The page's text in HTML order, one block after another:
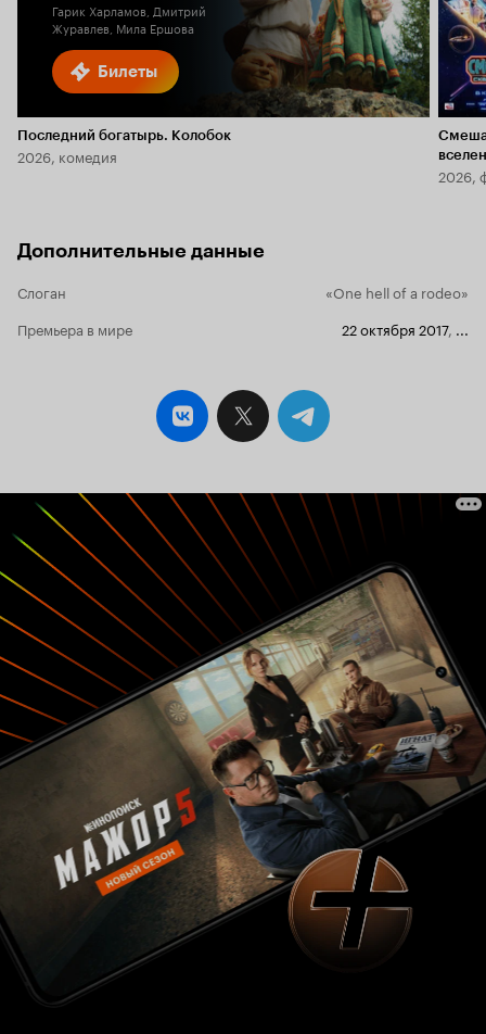
Билеты
Гарик Харламов, Дмитрий
Журавлев, Мила Ершова
Последний богатырь. Колобок
2026, комедия
2026,
Дополнительные данные
Слоган
«One hell of a rodeo»
Премьера в мире
22 октября 2017,